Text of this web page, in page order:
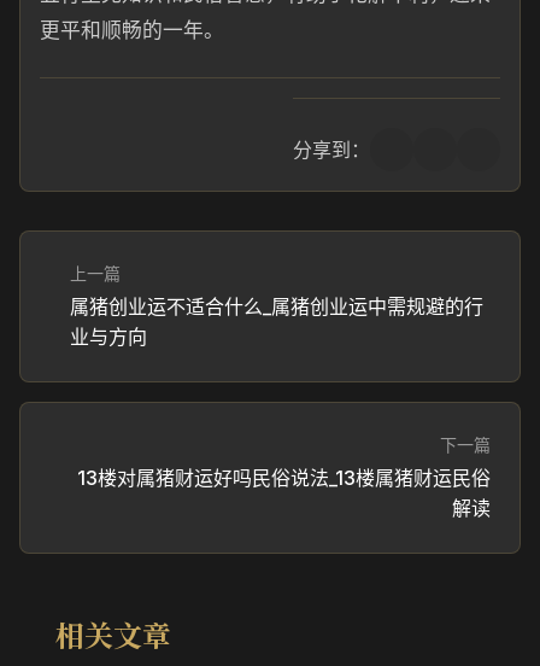
更平和顺畅的一年。
分享到：
上一篇
属猪创业运不适合什么_属猪创业运中需规避的行
业与方向
下一篇
13楼对属猪财运好吗民俗说法_13楼属猪财运民俗
解读
相关文章